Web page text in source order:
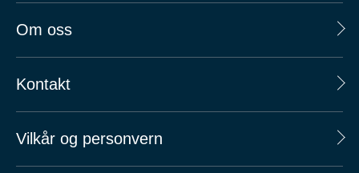
Om oss
Kontakt
Vilkår og personvern